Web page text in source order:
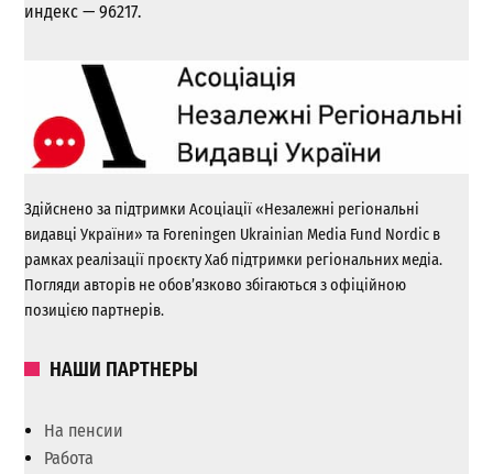
индекс — 96217.
Здійснено за підтримки Асоціації «Незалежні регіональні
видавці України» та Foreningen Ukrainian Media Fund Nordic в
рамках реалізації проєкту Хаб підтримки регіональних медіа.
Погляди авторів не обов’язково збігаються з офіційною
позицією партнерів.
НАШИ ПАРТНЕРЫ
На пенсии
Работа